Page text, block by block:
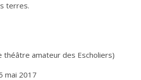
terres.
théâtre amateur des Escholiers)
mai 2017